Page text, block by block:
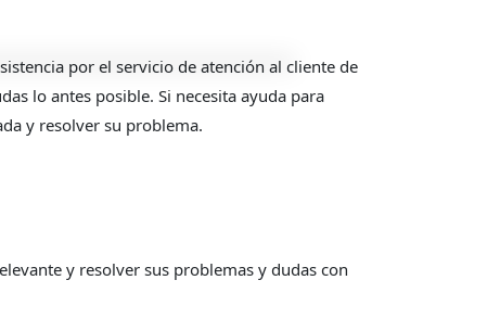
por el servicio de atención al cliente de
lo antes posible. Si necesita ayuda para
y resolver su problema.
y resolver sus problemas y dudas con